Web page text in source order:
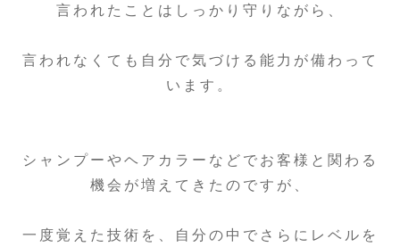
言われたことはしっかり守りながら、
言われなくても自分で気づける能力が備わって
います。
シャンプーやヘアカラーなどでお客様と関わる
機会が増えてきたのですが、
一度覚えた技術を、自分の中でさらにレベルを